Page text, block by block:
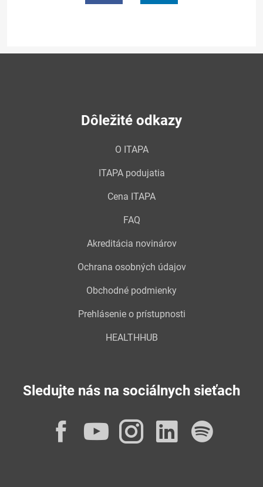
Dôležité odkazy
O ITAPA
ITAPA podujatia
Cena ITAPA
FAQ
Akreditácia novinárov
Ochrana osobných údajov
Obchodné podmienky
Prehlásenie o prístupnosti
HEALTHHUB
Sledujte nás na sociálnych sieťach
Facebook
YouTube
Instagram